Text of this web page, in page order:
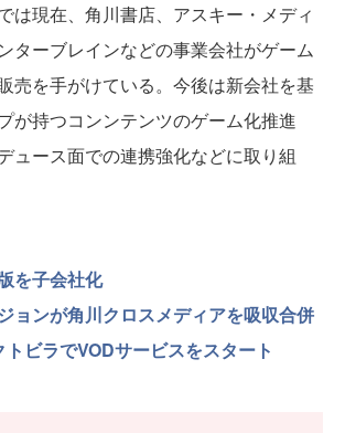
は現在、角川書店、アスキー・メディ
ターブレインなどの事業会社がゲーム
売を手がけている。今後は新会社を基
が持つコンンテンツのゲーム化推進
ュース面での連携強化などに取り組
を子会社化
ョンが角川クロスメディアを吸収合併
ビラでVODサービスをスタート